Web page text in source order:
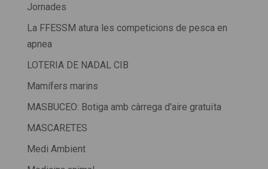
Jornades
La FFESSM atura les competicions de pesca en
apnea
LOTERIA DE NADAL CIB
Mamífers marins
MASBUCEO: Botiga amb càrrega d'aire gratuïta
MASCARETES
Medi Ambient